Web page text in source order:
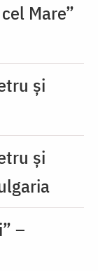
Mare”
și
și
–